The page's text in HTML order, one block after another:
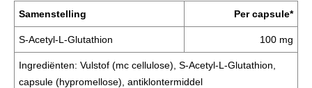
Samenstelling Per capsule*
S-Acetyl-L-Glutathion 100 mg
Ingrediënten: Vulstof (mc cellulose), S-Acetyl-L-Glutathion,
capsule (hypromellose), antiklontermiddel